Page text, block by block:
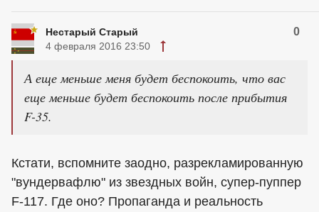
Нестарый Старый 0
4 февраля 2016 23:50
А еще меньше меня будет беспокоить, что вас
еще меньше будет беспокоить после прибытия
F-35.
Кстати, вспомните заодно, разрекламированную
"вундервафлю" из звездных войн, супер-пуппер
F-117. Где оно? Пропаганда и реальность